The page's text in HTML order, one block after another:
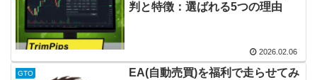
判と特徴：選ばれる5つの理由
2026.02.06
GTO
EA(自動売買)を福利で走らせてみ